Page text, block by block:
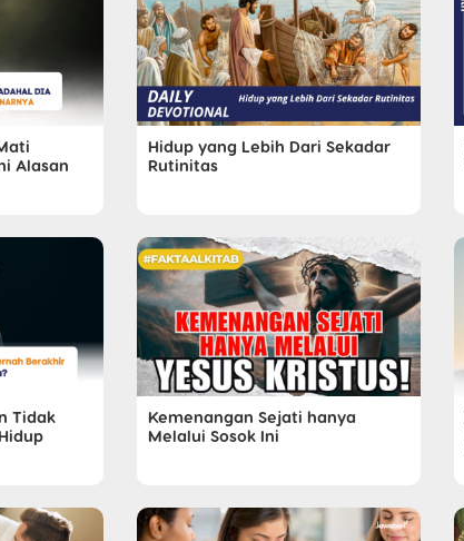
Alasan
Hidup yang Lebih Dari Sekadar
Rutinitas
Tidak
Kemenangan Sejati hanya
Melalui Sosok Ini